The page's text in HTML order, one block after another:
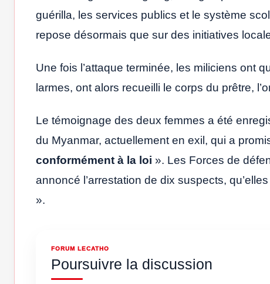
guérilla, les services publics et le système
repose désormais que sur des initiatives
Une fois l’attaque terminée, les miliciens ont
larmes, ont alors recueilli le corps du prêtre,
Le témoignage des deux femmes a été
du Myanmar, actuellement en exil, qui a
conformément à la loi ». Les Forces de
annoncé l’arrestation de dix suspects,
».
FORUM LECATHO
Poursuivre la discussion